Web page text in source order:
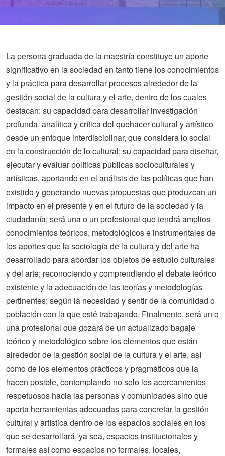
La persona graduada de la maestría constituye un aporte
significativo en la sociedad en tanto tiene los conocimientos
y la práctica para desarrollar procesos alrededor de la
gestión social de la cultura y el arte, dentro de los cuales
destacan: su capacidad para desarrollar investigación
profunda, analítica y crítica del quehacer cultural y artístico
desde un enfoque interdisciplinar, que considera lo social
en la construcción de lo cultural; su capacidad para diseñar,
ejecutar y evaluar políticas públicas socioculturales y
artísticas, aportando en el análisis de las políticas que han
existido y generando nuevas propuestas que produzcan un
impacto en el presente y en el futuro de la sociedad y la
ciudadanía; será una o un profesional que tendrá amplios
conocimientos teóricos, metodológicos e instrumentales de
los aportes que la sociología de la cultura y del arte ha
desarrollado para abordar los objetos de estudio culturales
y del arte; reconociendo y comprendiendo el debate teórico
existente y la adecuación de las teorías y metodologías
pertinentes; según la necesidad y sentir de la comunidad o
población con la que esté trabajando. Finalmente, será un o
una profesional que gozará de un actualizado bagaje
teórico y metodológico sobre los elementos que están
alrededor de la gestión social de la cultura y el arte, así
como de los elementos prácticos y pragmáticos que la
hacen posible, contemplando no solo los acercamientos
respetuosos hacia las personas y comunidades sino que
aporta herramientas adecuadas para concretar la gestión
cultural y artística dentro de los espacios sociales en los
que se desarrollará, ya sea, espacios institucionales y
formales así como espacios no formales, locales,